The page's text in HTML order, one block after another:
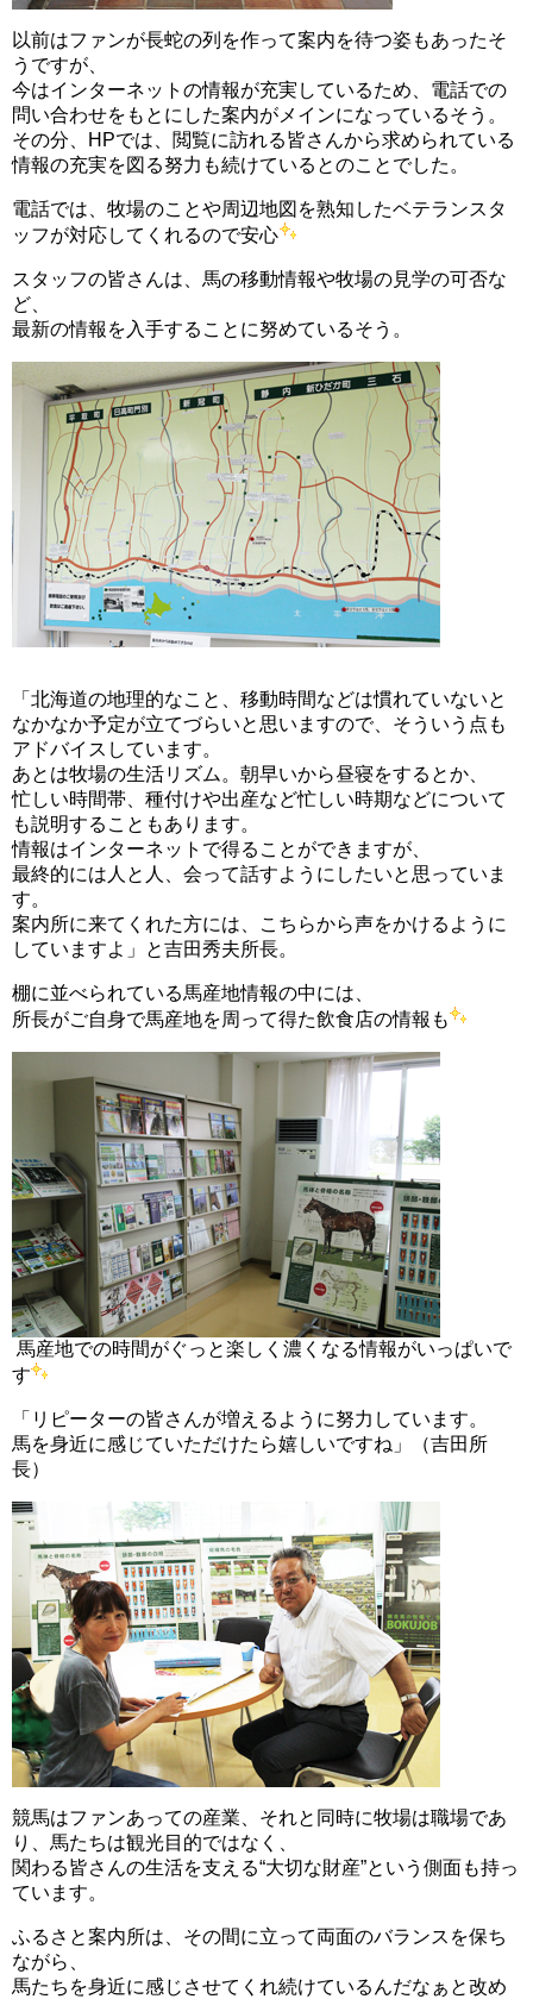
以前はファンが長蛇の列を作って案内を待つ姿もあったそ
うですが、
今はインターネットの情報が充実しているため、電話での
問い合わせをもとにした案内がメインになっているそう。
その分、HPでは、閲覧に訪れる皆さんから求められている
情報の充実を図る努力も続けているとのことでした。
電話では、牧場のことや周辺地図を熟知したベテランスタ
ッフが対応してくれるので安心
スタッフの皆さんは、馬の移動情報や牧場の見学の可否な
ど、
最新の情報を入手することに努めているそう。
「北海道の地理的なこと、移動時間などは慣れていないと
なかなか予定が立てづらいと思いますので、そういう点も
アドバイスしています。
あとは牧場の生活リズム。朝早いから昼寝をするとか、
忙しい時間帯、種付けや出産など忙しい時期などについて
も説明することもあります。
情報はインターネットで得ることができますが、
最終的には人と人、会って話すようにしたいと思っていま
す。
案内所に来てくれた方には、こちらから声をかけるように
していますよ」と吉田秀夫所長。
棚に並べられている馬産地情報の中には、
所長がご自身で馬産地を周って得た飲食店の情報も
馬産地での時間がぐっと楽しく濃くなる情報がいっぱいで
す
「リピーターの皆さんが増えるように努力しています。
馬を身近に感じていただけたら嬉しいですね」（吉田所
長）
競馬はファンあっての産業、それと同時に牧場は職場であ
り、馬たちは観光目的ではなく、
関わる皆さんの生活を支える“大切な財産”という側面も持っ
ています。
ふるさと案内所は、その間に立って両面のバランスを保ち
ながら、
馬たちを身近に感じさせてくれ続けているんだなぁと改め